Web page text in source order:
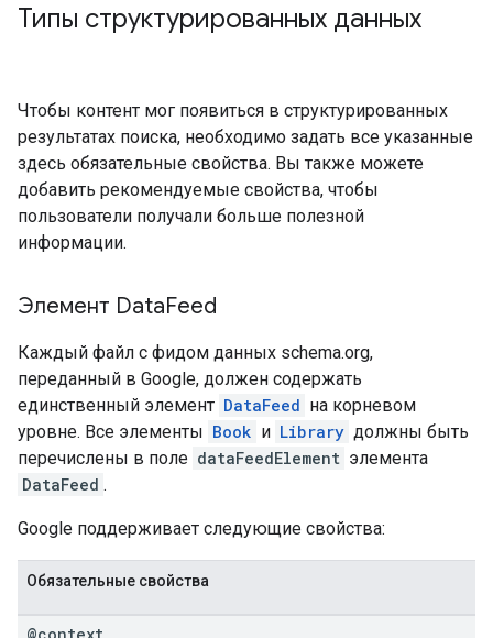
Типы структурированных данных
Чтобы контент мог появиться в структурированных
результатах поиска, необходимо задать все указанные
здесь обязательные свойства. Вы также можете
добавить рекомендуемые свойства, чтобы
пользователи получали больше полезной
информации.
Элемент DataFeed
Каждый файл с фидом данных schema.org,
переданный в Google, должен содержать
единственный элемент DataFeed на корневом
уровне. Все элементы Book и Library должны быть
перечислены в поле dataFeedElement элемента
DataFeed .
Google поддерживает следующие свойства:
Обязательные свойства